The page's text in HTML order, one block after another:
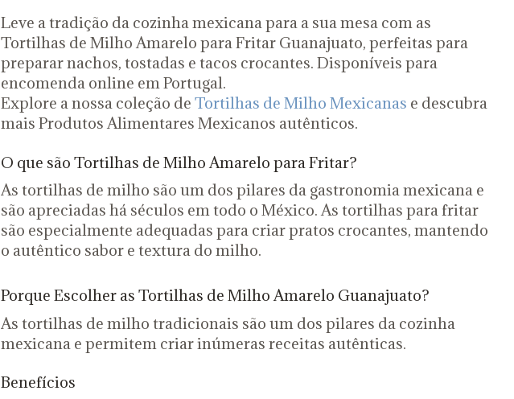
Leve a tradição da cozinha mexicana para a sua mesa com as
Tortilhas de Milho Amarelo para Fritar Guanajuato, perfeitas para
preparar nachos, tostadas e tacos crocantes. Disponíveis para
encomenda online em Portugal.
Explore a nossa coleção de Tortilhas de Milho Mexicanas e descubra
mais Produtos Alimentares Mexicanos autênticos.
O que são Tortilhas de Milho Amarelo para Fritar?
As tortilhas de milho são um dos pilares da gastronomia mexicana e
são apreciadas há séculos em todo o México. As tortilhas para fritar
são especialmente adequadas para criar pratos crocantes, mantendo
o autêntico sabor e textura do milho.
Porque Escolher as Tortilhas de Milho Amarelo Guanajuato?
As tortilhas de milho tradicionais são um dos pilares da cozinha
mexicana e permitem criar inúmeras receitas autênticas.
Benefícios